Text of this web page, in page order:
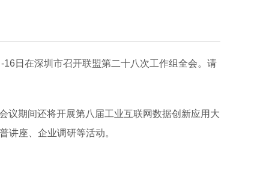
日在深圳市召开联盟第二十八次工作组全会。请
议期间还将开展第八届工业互联网数据创新应用大
讲座、企业调研等活动。